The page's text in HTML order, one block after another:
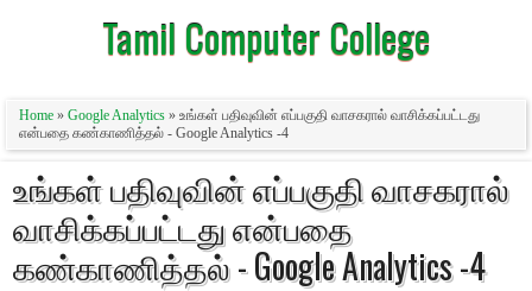
Tamil Computer College
Home » Google Analytics » உங்கள் பதிவுவின் எப்பகுதி வாசகரால் வாசிக்கப்பட்டது
என்பதை கண்காணித்தல் - Google Analytics -4
உங்கள் பதிவுவின் எப்பகுதி வாசகரால்
வாசிக்கப்பட்டது என்பதை
கண்காணித்தல் - Google Analytics -4